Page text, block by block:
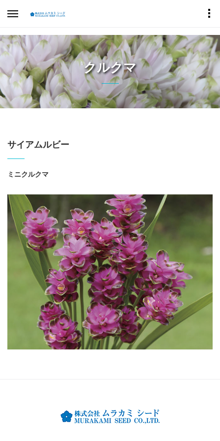
クルクマ
サイアムルビー
ミニクルクマ